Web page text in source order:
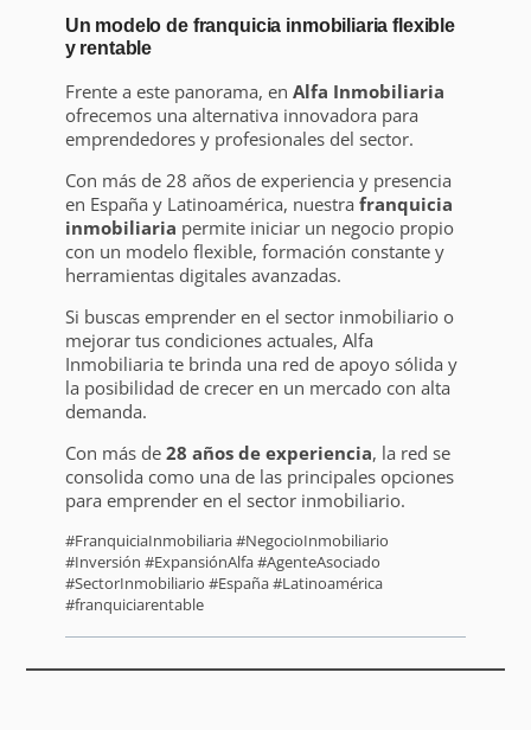
Un modelo de franquicia inmobiliaria flexible
y rentable
Frente a este panorama, en Alfa Inmobiliaria
ofrecemos una alternativa innovadora para
emprendedores y profesionales del sector.
Con más de 28 años de experiencia y presencia
en España y Latinoamérica, nuestra franquicia
inmobiliaria permite iniciar un negocio propio
con un modelo flexible, formación constante y
herramientas digitales avanzadas.
Si buscas emprender en el sector inmobiliario o
mejorar tus condiciones actuales, Alfa
Inmobiliaria te brinda una red de apoyo sólida y
la posibilidad de crecer en un mercado con alta
demanda.
Con más de 28 años de experiencia, la red se
consolida como una de las principales opciones
para emprender en el sector inmobiliario.
#FranquiciaInmobiliaria #NegocioInmobiliario
#Inversión #ExpansiónAlfa #AgenteAsociado
#SectorInmobiliario #España #Latinoamérica
#franquiciarentable